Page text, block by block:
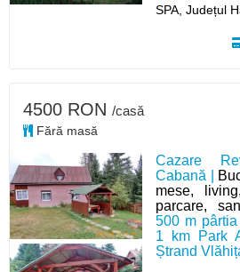
SPA, Județul
Cazare
Cabană |
mese,
parcare,
500 m
1 km Park
Ștrand
4500 RON /casă
Fără masă